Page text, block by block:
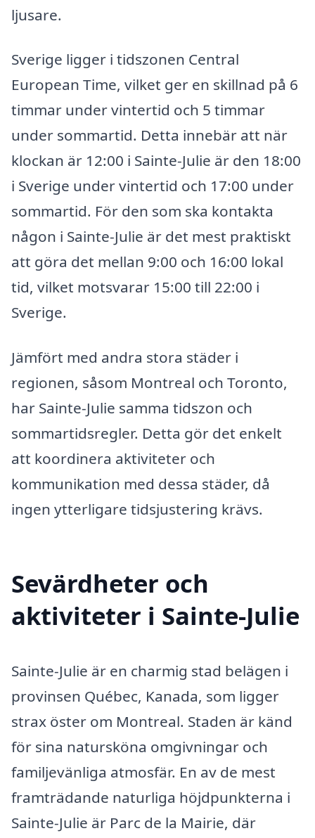
ljusare.
Sverige ligger i tidszonen Central
European Time, vilket ger en skillnad på 6
timmar under vintertid och 5 timmar
under sommartid. Detta innebär att när
klockan är 12:00 i Sainte-Julie är den 18:00
i Sverige under vintertid och 17:00 under
sommartid. För den som ska kontakta
någon i Sainte-Julie är det mest praktiskt
att göra det mellan 9:00 och 16:00 lokal
tid, vilket motsvarar 15:00 till 22:00 i
Sverige.
Jämfört med andra stora städer i
regionen, såsom Montreal och Toronto,
har Sainte-Julie samma tidszon och
sommartidsregler. Detta gör det enkelt
att koordinera aktiviteter och
kommunikation med dessa städer, då
ingen ytterligare tidsjustering krävs.
Sevärdheter och
aktiviteter i Sainte-Julie
Sainte-Julie är en charmig stad belägen i
provinsen Québec, Kanada, som ligger
strax öster om Montreal. Staden är känd
för sina natursköna omgivningar och
familjevänliga atmosfär. En av de mest
framträdande naturliga höjdpunkterna i
Sainte-Julie är Parc de la Mairie, där